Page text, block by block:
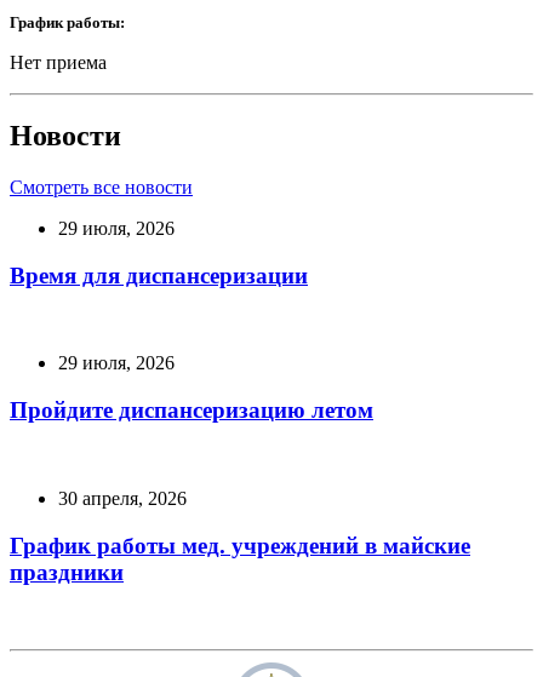
График работы:
Нет приема
Новости
Смотреть все новости
29 июля, 2026
Время для диспансеризации
29 июля, 2026
Пройдите диспансеризацию летом
30 апреля, 2026
График работы мед. учреждений в майские
праздники